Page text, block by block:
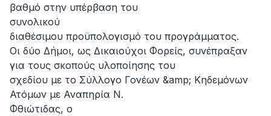
βαθμό στην υπέρβαση του
συνολικού
διαθέσιμου προϋπολογισμό του προγράμματος.
Οι δύο Δήμοι, ως Δικαιούχοι Φορείς, συνέπραξαν
για τους σκοπούς υλοποίησης του
σχεδίου με το Σύλλογο Γονέων &amp; Κηδεμόνων
Ατόμων με Αναπηρία Ν.
Φθιώτιδας, ο